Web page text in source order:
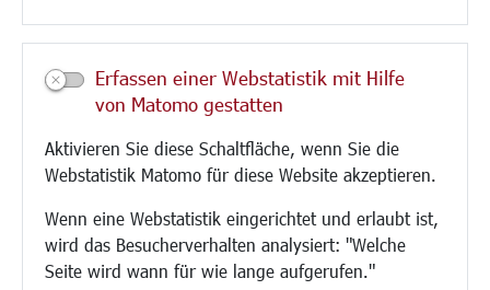
Erfassen einer Webstatistik mit Hilfe
von Matomo gestatten
Aktivieren Sie diese Schaltfläche, wenn Sie die
Webstatistik Matomo für diese Website akzeptieren.
Wenn eine Webstatistik eingerichtet und erlaubt ist,
wird das Besucherverhalten analysiert: "Welche
Seite wird wann für wie lange aufgerufen."
Kultur/Freizeit/Tourismus
Veranstaltungen
Neue Stadthalle Langen
Bäder
Musikschule
Stadtbücherei
Stadtarchiv
Museen